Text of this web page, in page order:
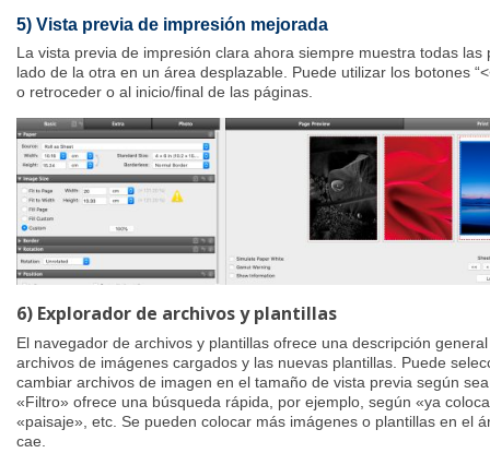
5) Vista previa de impresión mejorada
La vista previa de impresión clara ahora siempre muestra todas las
lado de la otra en un área desplazable. Puede utilizar los botones
o retroceder o al inicio/final de las páginas.
6) Explorador de archivos y plantillas
El navegador de archivos y plantillas ofrece una descripción
archivos de imágenes cargados y las nuevas plantillas. Puede
cambiar archivos de imagen en el tamaño de vista previa según
«Filtro» ofrece una búsqueda rápida, por ejemplo, según «ya
«paisaje», etc. Se pueden colocar más imágenes o plantillas en el
cae.